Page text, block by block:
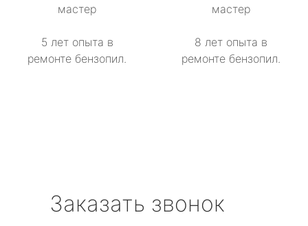
мастер
5 лет опыта в
ремонте бензопил.
мастер
8 лет опыта в
ремонте бензопил.
Заказать звонок